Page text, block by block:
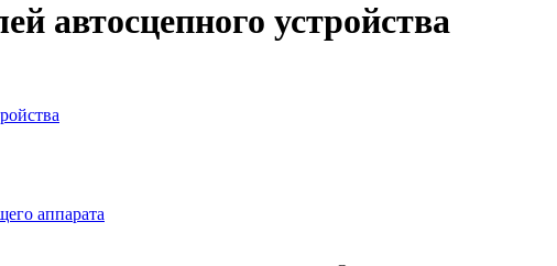
автосцепного устройства
аппарата